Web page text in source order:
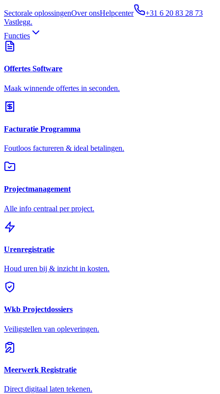
Sectorale oplossingenOver onsHelpcenter
+31 6 20 83 28 73
Vastlegg.
Functies
Offertes Software
Maak winnende offertes in seconden.
Facturatie Programma
Foutloos factureren & ideal betalingen.
Projectmanagement
Alle info centraal per project.
Urenregistratie
Houd uren bij & inzicht in kosten.
Wkb Projectdossiers
Veiligstellen van opleveringen.
Meerwerk Registratie
Direct digitaal laten tekenen.